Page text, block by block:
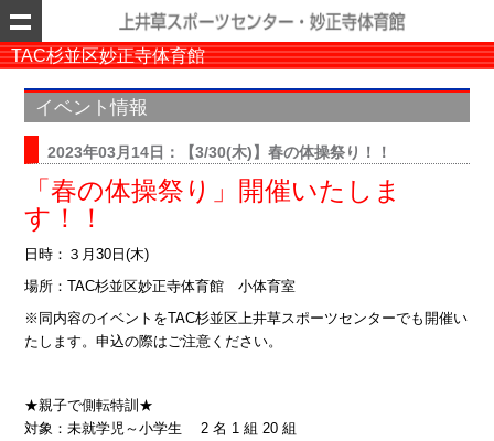
TAC杉並区妙正寺体育館
イベント情報
2023年03月14日：【3/30(木)】春の体操祭り！！
「春の体操祭り」開催いたしま
す！！
日時：３月30日(木)
場所：TAC杉並区妙正寺体育館 小体育室
※同内容のイベントをTAC杉並区上井草スポーツセンターでも開催い
たします。申込の際はご注意ください。
★親子で側転特訓★
対象：未就学児～小学生 2 名 1 組 20 組